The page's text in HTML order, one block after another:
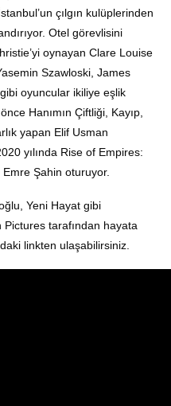
çılgın kulüplerinden
Otel görevlisini
oynayan Clare Louise
Szawloski, James
oyuncular ikiliye eşlik
Hanımın Çiftliği, Kayıp,
yapan Elif Usman
yılında Rise of Empires:
Şahin oturuyor.
Yeni Hayat gibi
Pictures tarafından hayata
linkten ulaşabilirsiniz.